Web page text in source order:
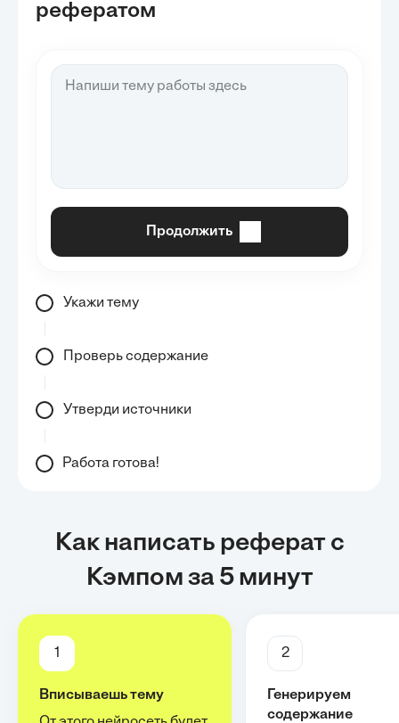
рефератом
Продолжить
Укажи тему
Проверь содержание
Утверди источники
Работа готова!
Как написать реферат с
Кэмпом за 5 минут
1
Вписываешь тему
2
Генерируем
содержание